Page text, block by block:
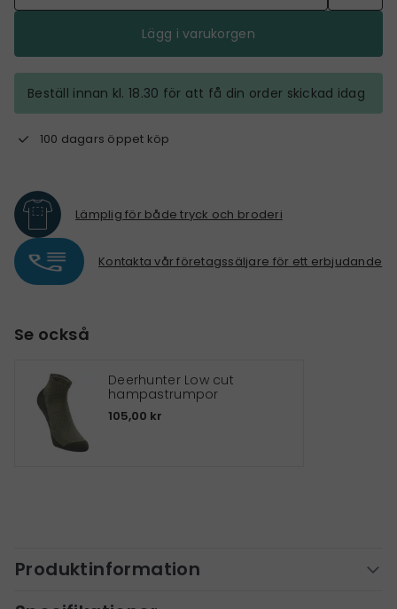
Lägg i varukorgen
Beställ innan kl. 18.30 för att få din order skickad idag
100 dagars öppet köp
Lämplig för både tryck och broderi
Kontakta vår företagssäljare för ett erbjudande
Se också
Deerhunter Low cut
hampastrumpor
105,00 kr
Produktinformation